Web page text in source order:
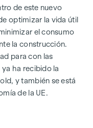
de este nuevo
optimizar la vida útil
el consumo
la construcción.
para con las
ha recibido la
y también se está
de la UE.